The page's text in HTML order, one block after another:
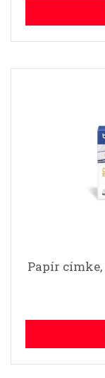
Papír címke,